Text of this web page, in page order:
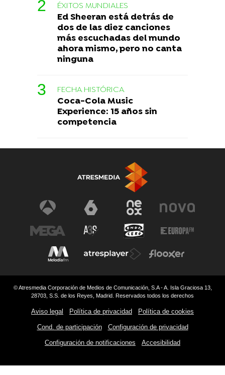
ÉXITOS MUNDIALES
Ed Sheeran está detrás de
dos de las diez canciones
más escuchadas del mundo
ahora mismo, pero no canta
ninguna
FECHA HISTÓRICA
Coca-Cola Music
Experience: 15 años sin
competencia
© Atresmedia Corporación de Medios de Comunicación, S.A - A. Isla Graciosa 13,
28703, S.S. de los Reyes, Madrid. Reservados todos los derechos
Aviso legal Política de privacidad Política de cookies
Cond. de participación Configuración de privacidad
Configuración de notificaciones Accesibilidad